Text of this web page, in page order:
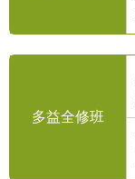
多益全修班